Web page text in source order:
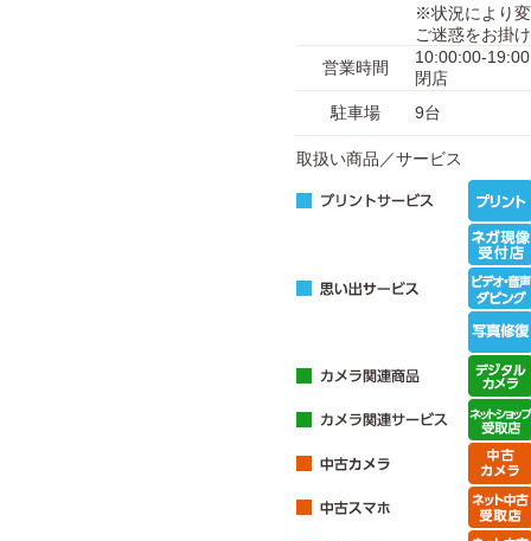
※状況により
ご迷惑をお掛
営業時間
10:00:00-
閉店
駐車場
9台
取扱い商品／サービス